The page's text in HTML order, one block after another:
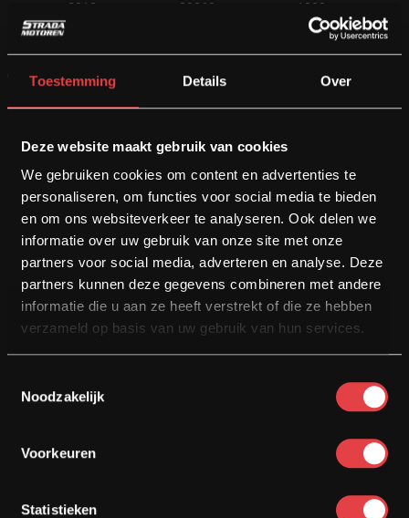
Toestemming Details Over
Deze website maakt gebruik van cookies
We gebruiken cookies om content en advertenties te
personaliseren, om functies voor social media te bieden
en om ons websiteverkeer te analyseren. Ook delen we
informatie over uw gebruik van onze site met onze
partners voor social media, adverteren en analyse. Deze
partners kunnen deze gegevens combineren met andere
informatie die u aan ze heeft verstrekt of die ze hebben
verzameld op basis van uw gebruik van hun services.
Noodzakelijk
Voorkeuren
Statistieken
2012
29269
1200 cc
Motor bekijken
BMW R1200GS ADVENTURE TRIPLE BLACK TFT
Bouwjaar
Cilinder
€19.450
€18.450